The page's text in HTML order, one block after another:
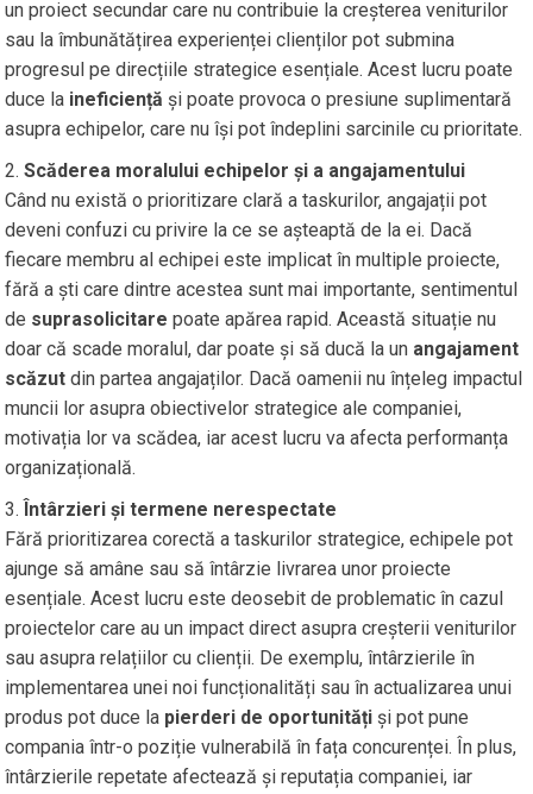
un proiect secundar care nu contribuie la creșterea veniturilor
sau la îmbunătățirea experienței clienților pot submina
progresul pe direcțiile strategice esențiale. Acest lucru poate
duce la ineficiență și poate provoca o presiune suplimentară
asupra echipelor, care nu își pot îndeplini sarcinile cu prioritate.
Scăderea moralului echipelor și a angajamentului
Când nu există o prioritizare clară a taskurilor, angajații pot
deveni confuzi cu privire la ce se așteaptă de la ei. Dacă
fiecare membru al echipei este implicat în multiple proiecte,
fără a ști care dintre acestea sunt mai importante, sentimentul
de suprasolicitare poate apărea rapid. Această situație nu
doar că scade moralul, dar poate și să ducă la un angajament
scăzut din partea angajaților. Dacă oamenii nu înțeleg impactul
muncii lor asupra obiectivelor strategice ale companiei,
motivația lor va scădea, iar acest lucru va afecta performanța
organizațională.
Întârzieri și termene nerespectate
Fără prioritizarea corectă a taskurilor strategice, echipele pot
ajunge să amâne sau să întârzie livrarea unor proiecte
esențiale. Acest lucru este deosebit de problematic în cazul
proiectelor care au un impact direct asupra creșterii veniturilor
sau asupra relațiilor cu clienții. De exemplu, întârzierile în
implementarea unei noi funcționalități sau în actualizarea unui
produs pot duce la pierderi de oportunități și pot pune
compania într-o poziție vulnerabilă în fața concurenței. În plus,
întârzierile repetate afectează și reputația companiei, iar